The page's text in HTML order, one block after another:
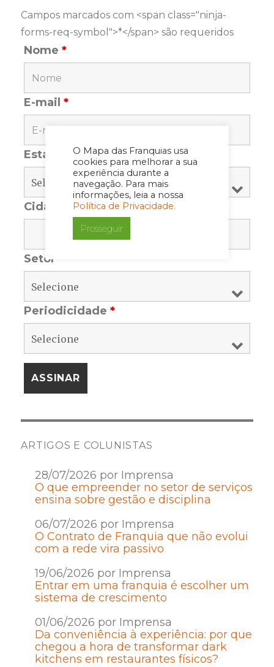
O Mapa das Franquias usa
cookies para melhorar a sua
experiência durante a
navegação. Para mais
informações, leia a nossa
Política de Privacidade.
Prosseguir
Campos marcados com <span class="ninja-
forms-req-symbol">*</span> são requeridos
Nome*
E-mail*
Estado
Cidade *
Setor
Periodicidade*
ARTIGOS E COLUNISTAS
28/07/2026 por Imprensa
O que empreender no setor de serviços
ensina sobre gestão e disciplina
06/07/2026 por Imprensa
O Contrato de Franquia que não evolui
com a rede vira passivo
19/06/2026 por Imprensa
Entrar em uma franquia é escolher um
sistema de crescimento
01/06/2026 por Imprensa
Da conveniência à experiência: por que
chegou a hora de transformar dark
kitchens em restaurantes físicos?